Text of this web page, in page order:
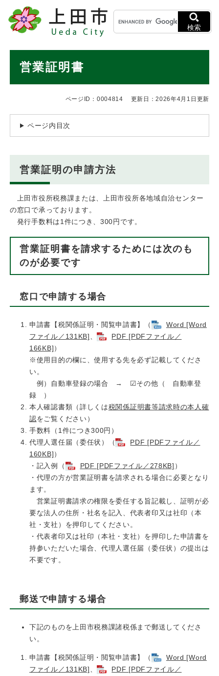
メニューを飛ばして本文へ
キ
ー
ワ
検索
営業証明書
ページID：0004814 更新日：2026年4月1日更新
ページ内目次
営業証明の申請方法
上田市役所税務課または、上田市役所各地域自治センター
の窓口で承っております。
発行手数料は1件につき、300円です。
営業証明書を請求するためには次のも
のが必要です
窓口で申請する場合
申請書【税関係証明・閲覧申請書】（
Word [Word
ファイル／131KB]
、
PDF [PDFファイル／
166KB]）
※使用目的の欄に、使用する先を必ず記載してくださ
い。
例）自動車登録の場合 → ☑その他（ 自動車登
録 ）
本人確認書類（詳しくは税関係証明書等請求時の本人確
認をご覧ください）
手数料（1件につき300円）
代理人選任届（委任状）（
PDF [PDFファイル／
160KB]）
​・記入例（
PDF [PDFファイル／278KB] ）
​・代理の方が営業証明書を請求される場合に必要となり
ます。
営業証明書請求の権限を委任する旨記載し、証明が必
要な法人の住所・社名を記入、代表者印又は社印（本
社・支社）を押印してください。
・代表者印又は社印（本社・支社）を押印した申請書を
持参いただいた場合、代理人選任届（委任状）の提出は
不要です。
郵送で申請する場合
下記のものを上田市税務課諸税係まで郵送してくださ
い。
申請書【税関係証明・閲覧申請書】（
Word [Word
ファイル／131KB]
、
PDF [PDFファイル／